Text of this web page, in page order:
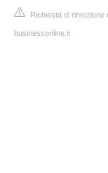
Richiesta di rimozione
businessonline.it